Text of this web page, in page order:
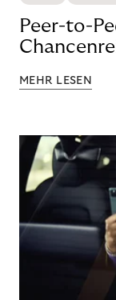
Peer-to-
MEHR LESEN